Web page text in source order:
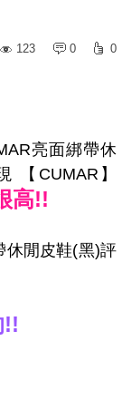
123
0 0
亮面綁帶休
【CUMAR】
高!!
休閒皮鞋(黑)評
!!